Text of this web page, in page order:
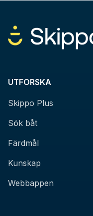
UTFORSKA
Skippo Plus
Sök båt
Färdmål
Kunskap
Webbappen